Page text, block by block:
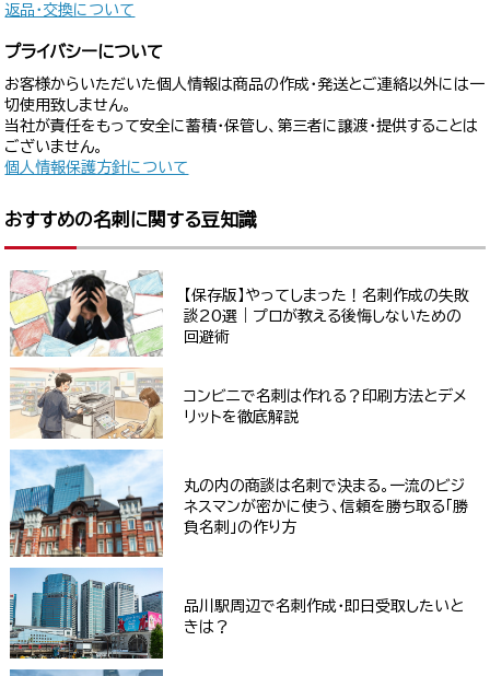
返品・交換について
プライバシーについて
お客様からいただいた個人情報は商品の作成・発送とご連絡以外には一
切使用致しません。
当社が責任をもって安全に蓄積・保管し、第三者に譲渡・提供することは
ございません。
個人情報保護方針について
おすすめの名刺に関する豆知識
【保存版】やってしまった！名刺作成の失敗
談20選｜プロが教える後悔しないための
回避術
コンビニで名刺は作れる？印刷方法とデメ
リットを徹底解説
丸の内の商談は名刺で決まる。一流のビジ
ネスマンが密かに使う、信頼を勝ち取る「勝
負名刺」の作り方
品川駅周辺で名刺作成・即日受取したいと
きは？